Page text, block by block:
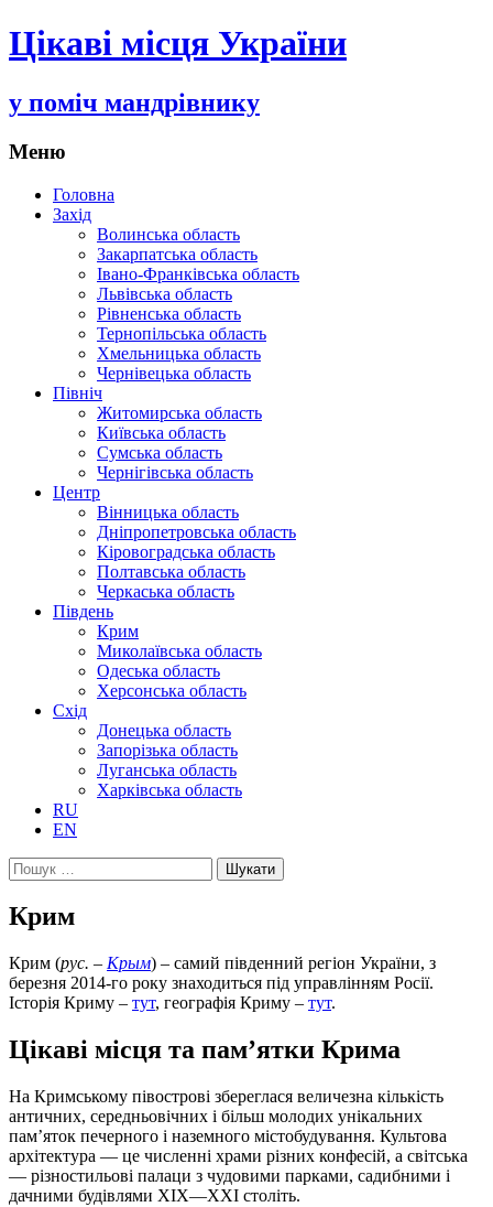
Цікаві місця України
у поміч мандрівнику
Меню
Переміститись
Головна
Захід
Волинська область
Закарпатська область
Івано-Франківська область
Львівська область
Рівненська область
Тернопільська область
Хмельницька область
Чернівецька область
Північ
Житомирська область
Київська область
Сумська область
Чернігівська область
Центр
Вінницька область
Дніпропетровська область
Кіровоградська область
Полтавська область
Черкаська область
Південь
Крим
Миколаївська область
Одеська область
Херсонська область
Схід
Донецька область
Запорізька область
Луганська область
Харківська область
RU
EN
Пошук:
Крим
Крим (рус. – Крым) – самий південний регіон України, з
березня 2014-го року знаходиться під управлінням Росії.
Історія Криму – тут, географія Криму – тут.
Цікаві місця та пам’ятки Крима
На Кримському півострові збереглася величезна кількість
античних, середньовічних і більш молодих унікальних
пам’яток печерного і наземного містобудування. Культова
архітектура — це численні храми різних конфесій, а світська
— різностильові палаци з чудовими парками, садибними і
дачними будівлями XIX—XXI століть.